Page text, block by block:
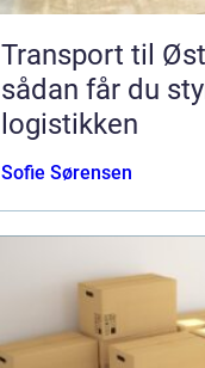
Transport til
sådan får du
logistikken
Sofie Sørensen